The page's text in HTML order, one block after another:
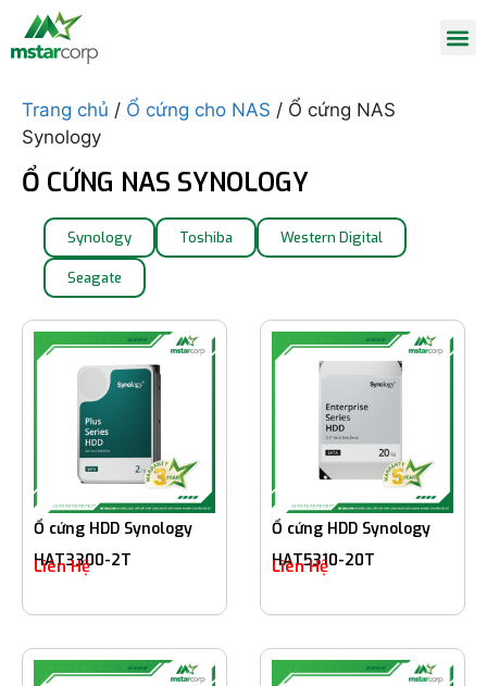
Trang chủ / Ổ cứng cho NAS / Ổ cứng NAS
Synology
Ổ CỨNG NAS SYNOLOGY
Synology Toshiba Western Digital
Seagate
Ổ cứng HDD Synology
HAT3300-2T
Liên Hệ
Ổ cứng HDD Synology
HAT5310-20T
Liên Hệ